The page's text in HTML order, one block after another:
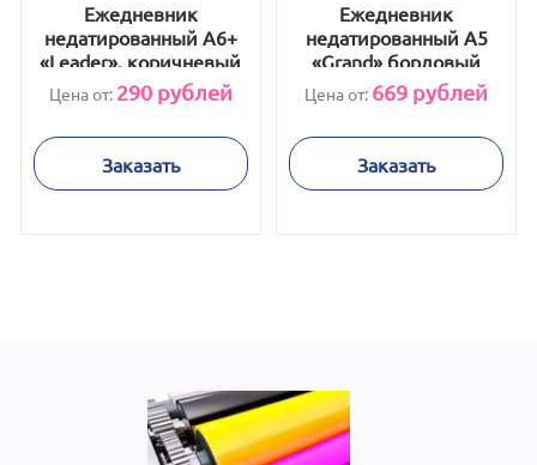
Ежедневник
недатированный А6+
«Leader», коричневый
Цена от: 290рублей
Заказать
Ежедневник
недатированный А5
«Grand» бордовый
Цена от: 669 рублей
Заказать